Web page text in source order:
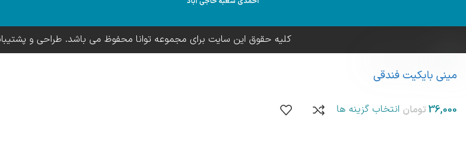
کلیه حقوق این سایت برای مجموعه توانا محفوظ می باشد. طراحی و
مینی بایکیت فندقی
انتخاب گزینه ها